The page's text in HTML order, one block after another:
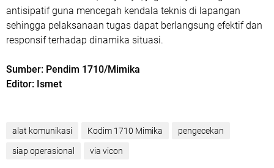
antisipatif guna mencegah kendala teknis di lapangan
sehingga pelaksanaan tugas dapat berlangsung efektif dan
responsif terhadap dinamika situasi.
Sumber: Pendim 1710/Mimika
Editor: Ismet
alat komunikasi Kodim 1710 Mimika pengecekan
siap operasional via vicon